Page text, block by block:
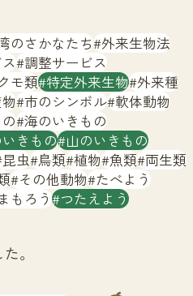
中 大
ェブセンターとは
ップ
のさかなたち 外来生物法
調整サービス
クモ類 特定外来生物 外来種
市のシンボル 軟体動物
海のいきもの
きもの 山のいきもの
昆虫 鳥類 植物 魚類 両生類
その他動物 たべよう
まもろう つたえよう
。